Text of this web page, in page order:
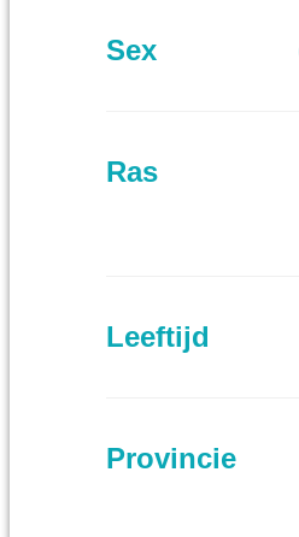
Sex
Ras
Leeftijd
Provincie